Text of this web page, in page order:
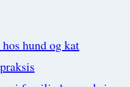
hund og kat